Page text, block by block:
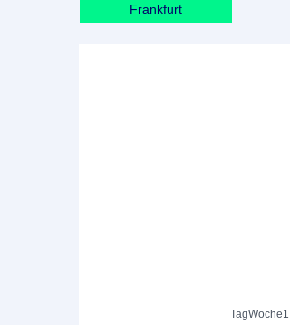
Frankfurt
TagWoche